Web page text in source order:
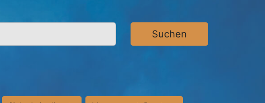
Suchen